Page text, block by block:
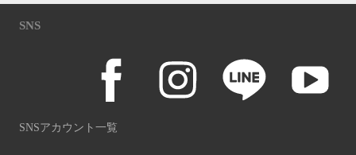
SNS
SNSアカウント一覧